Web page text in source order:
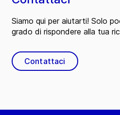
Siamo qui per aiutarti! Solo
grado di rispondere alla tua
Contattaci